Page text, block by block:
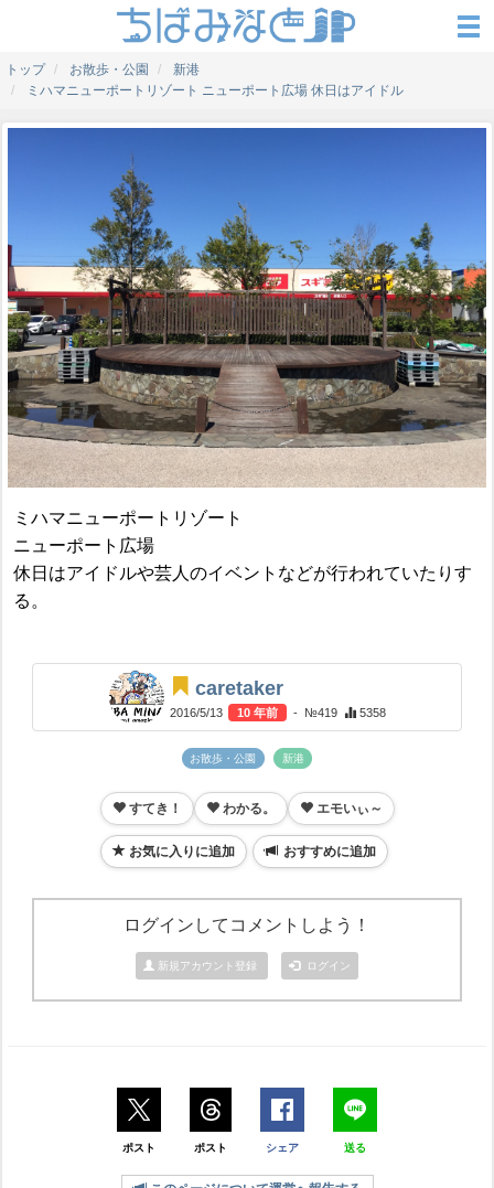
トップ お散歩・公園
新港
ミハマニューポートリゾート ニューポート広場 休日はアイドル
ミハマニューポートリゾート
ニューポート広場
休日はアイドルや芸人のイベントなどが行われていたりす
る。
caretaker
2016/5/13 10 年前 - №419 5358
お散歩・公園 新港
すてき！ わかる。 エモいぃ～
お気に入りに追加 おすすめに追加
ログインしてコメントしよう！
新規アカウント登録 ログイン
ポスト ポスト シェア 送る